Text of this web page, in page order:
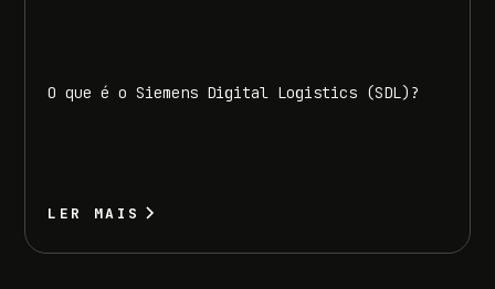
O que é o Siemens Digital Logistics (SDL)?
LER MAIS